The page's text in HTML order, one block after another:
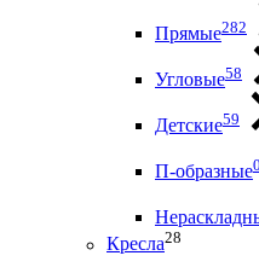
Прямые282
Угловые58
Детские59
П-образные0
Кресла28